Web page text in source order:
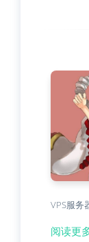
VPS服务
阅读更